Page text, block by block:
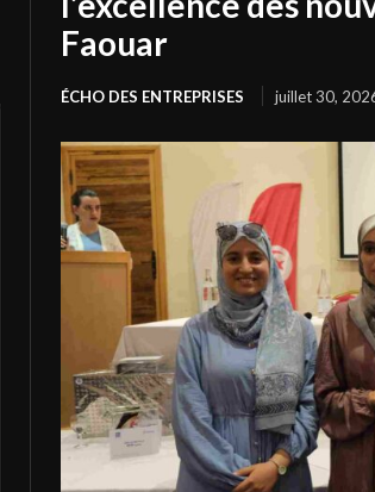
Faouar
ÉCHO DES ENTREPRISES juillet 30,